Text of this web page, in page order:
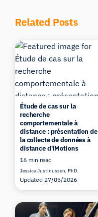
Related Posts
Étude de cas sur la
recherche
comportementale à
distance : présentation de
la collecte de données à
distance d'iMotions
16 min read
Jessica Justinussen, PhD.
Updated 27/05/2026